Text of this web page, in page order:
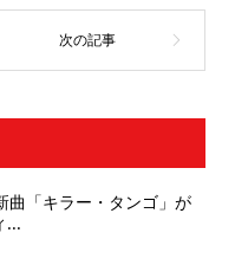
曲「キラー・タンゴ」が
...